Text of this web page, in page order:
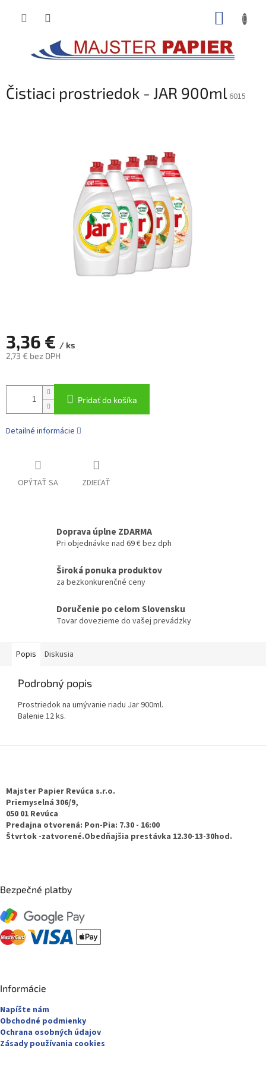
Čistiaci prostriedok - JAR 900ml 6015
3,36 € / ks
2,73 € bez DPH
cena:
Pridať do košíka
Detailné informácie
OPÝTAŤ SA ZDIEĽAŤ
Doprava úplne ZDARMA
Pri objednávke nad 69 € bez dph
Široká ponuka produktov
za bezkonkurenčné ceny
Doručenie po celom Slovensku
Tovar dovezieme do vašej prevádzky
Popis Diskusia
Podrobný popis
Prostriedok na umývanie riadu Jar 900ml.
Balenie 12 ks.
Majster Papier Revúca s.r.o.
Priemyselná 306/9,
050 01 Revúca
Predajna otvorená: Pon-Pia: 7.30 - 16:00
Štvrtok -zatvorené.Obedňajšia prestávka 12.30-13-30hod.
Bezpečné platby
Informácie
Napíšte nám
Obchodné podmienky
Ochrana osobných údajov
Zásady používania cookies